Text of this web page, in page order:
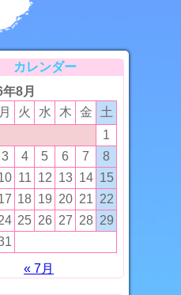
カレンダー
8月
月 火 水 木 金
土
1
3 4 5 6 7
8
11 12 13 14 15
18 19 20 21 22
25 26 27 28 29
« 7月